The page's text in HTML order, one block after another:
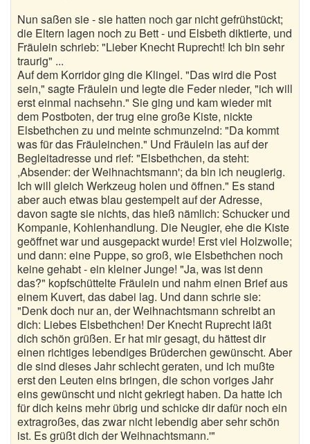
Nun saßen sie - sie hatten noch gar nicht gefrühstückt;
die Eltern lagen noch zu Bett - und Elsbeth diktierte, und
Fräulein schrieb: "Lieber Knecht Ruprecht! Ich bin sehr
traurig" ...
Auf dem Korridor ging die Klingel. "Das wird die Post
sein," sagte Fräulein und legte die Feder nieder, "ich will
erst einmal nachsehn." Sie ging und kam wieder mit
dem Postboten, der trug eine große Kiste, nickte
Elsbethchen zu und meinte schmunzelnd: "Da kommt
was für das Fräuleinchen." Und Fräulein las auf der
Begleitadresse und rief: "Elsbethchen, da steht:
,Absender: der Weihnachtsmann'; da bin ich neugierig.
Ich will gleich Werkzeug holen und öffnen." Es stand
aber auch etwas blau gestempelt auf der Adresse,
davon sagte sie nichts, das hieß nämlich: Schucker und
Kompanie, Kohlenhandlung. Die Neugier, ehe die Kiste
geöffnet war und ausgepackt wurde! Erst viel Holzwolle;
und dann: eine Puppe, so groß, wie Elsbethchen noch
keine gehabt - ein kleiner Junge! "Ja, was ist denn
das?" kopfschüttelte Fräulein und nahm einen Brief aus
einem Kuvert, das dabei lag. Und dann schrie sie:
"Denk doch nur an, der Weihnachtsmann schreibt an
dich: Liebes Elsbethchen! Der Knecht Ruprecht läßt
dich schön grüßen. Er hat mir gesagt, du hättest dir
einen richtiges lebendiges Brüderchen gewünscht. Aber
die sind dieses Jahr schlecht geraten, und ich mußte
erst den Leuten eins bringen, die schon voriges Jahr
eins gewünscht und nicht gekriegt haben. Da hatte ich
für dich keins mehr übrig und schicke dir dafür noch ein
extragroßes, das zwar nicht lebendig aber sehr schön
ist. Es grüßt dich der Weihnachtsmann.'"